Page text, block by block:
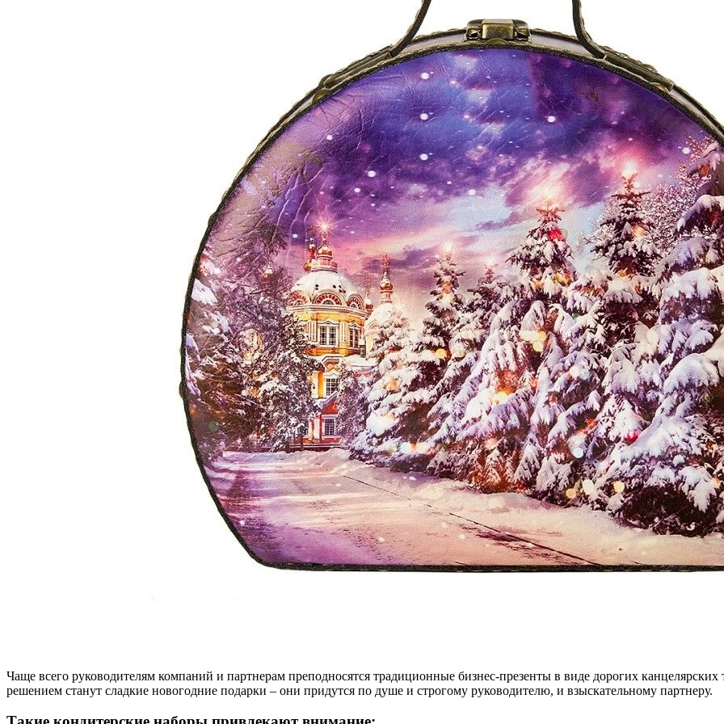
Чаще всего руководителям компаний и партнерам преподносятся традиционные бизнес-презенты в виде дорогих
решением станут сладкие новогодние подарки – они придутся по душе и строгому руководителю, и взыскательному партнеру.